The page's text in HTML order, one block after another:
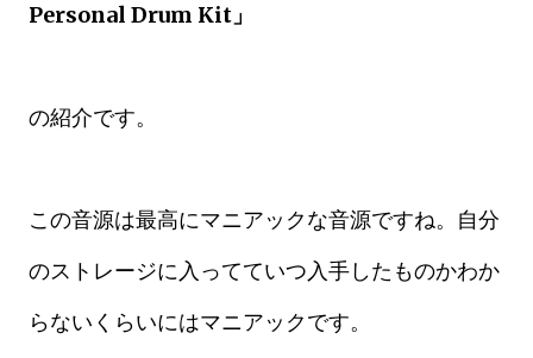
Personal Drum Kit」
の紹介です。
この音源は最高にマニアックな音源ですね。自分
のストレージに入ってていつ入手したものかわか
らないくらいにはマニアックです。